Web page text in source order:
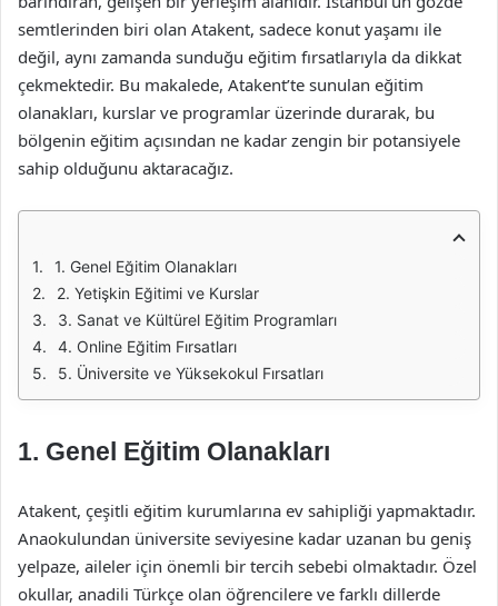
semtlerinden biri olan Atakent, sadece konut yaşamı ile
değil, aynı zamanda sunduğu eğitim fırsatlarıyla da dikkat
çekmektedir. Bu makalede, Atakent’te sunulan eğitim
olanakları, kurslar ve programlar üzerinde durarak, bu
bölgenin eğitim açısından ne kadar zengin bir potansiyele
sahip olduğunu aktaracağız.
1. Genel Eğitim Olanakları
2. Yetişkin Eğitimi ve Kurslar
3. Sanat ve Kültürel Eğitim Programları
4. Online Eğitim Fırsatları
5. Üniversite ve Yüksekokul Fırsatları
1. Genel Eğitim Olanakları
Atakent, çeşitli eğitim kurumlarına ev sahipliği yapmaktadır.
Anaokulundan üniversite seviyesine kadar uzanan bu geniş
yelpaze, aileler için önemli bir tercih sebebi olmaktadır. Özel
okullar, anadili Türkçe olan öğrencilere ve farklı dillerde